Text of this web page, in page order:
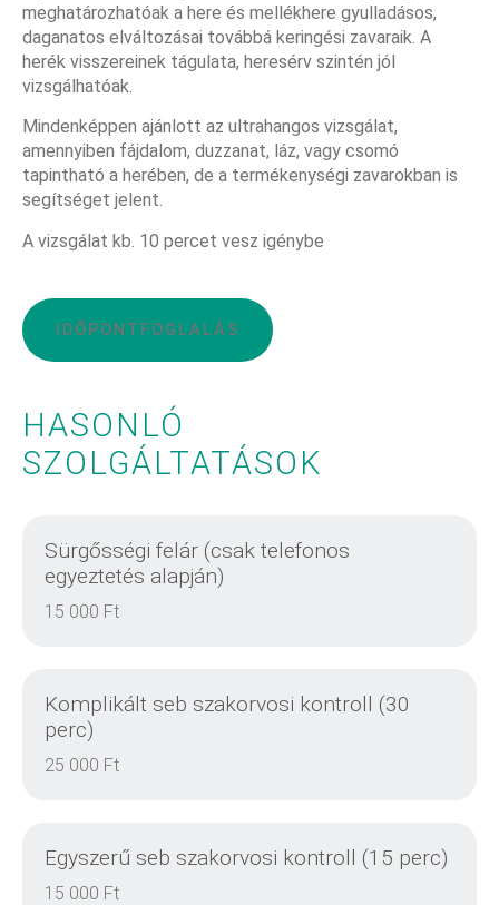
meghatározhatóak a here és mellékhere gyulladásos,
daganatos elváltozásai továbbá keringési zavaraik. A
herék visszereinek tágulata, heresérv szintén jól
vizsgálhatóak.
Mindenképpen ajánlott az ultrahangos vizsgálat,
amennyiben fájdalom, duzzanat, láz, vagy csomó
tapintható a herében, de a termékenységi zavarokban is
segítséget jelent.
A vizsgálat kb. 10 percet vesz igénybe
IDŐPONTFOGLALÁS
HASONLÓ
SZOLGÁLTATÁSOK
Sürgősségi felár (csak telefonos
egyeztetés alapján)
15 000 Ft
Komplikált seb szakorvosi kontroll (30
perc)
25 000 Ft
Egyszerű seb szakorvosi kontroll (15 perc)
15 000 Ft